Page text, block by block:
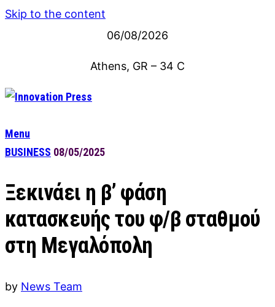
Skip to the content
06/08/2026
Athens, GR – 34 C
Menu
BUSINESS 08/05/2025
Ξεκινάει η β’ φάση
κατασκευής του φ/β σταθμού
στη Μεγαλόπολη
by News Team